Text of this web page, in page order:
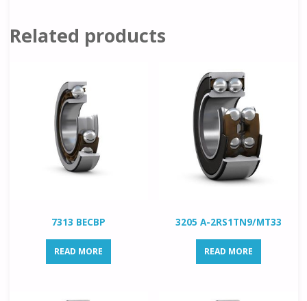
Related products
7313 BECBP
READ MORE
3205 A-2RS1TN9/MT33
READ MORE